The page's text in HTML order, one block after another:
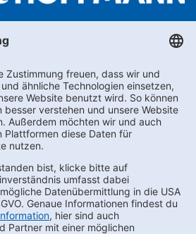
abonnieren
Kontakt
FAQs
Karriere
Datenschutz